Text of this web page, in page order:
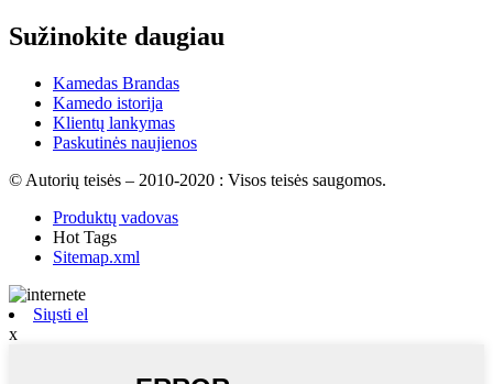
Sužinokite daugiau
Kamedas Brandas
Kamedo istorija
Klientų lankymas
Paskutinės naujienos
© Autorių teisės – 2010-2020 : Visos teisės saugomos.
Produktų vadovas
Hot Tags
Sitemap.xml
Siųsti el
x